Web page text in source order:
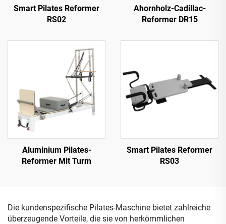
Smart Pilates Reformer
RS02
Ahornholz-Cadillac-
Reformer DR15
Aluminium Pilates-
Reformer Mit Turm
Smart Pilates Reformer
RS03
Die kundenspezifische Pilates-Maschine bietet zahlreiche
überzeugende Vorteile, die sie von herkömmlichen